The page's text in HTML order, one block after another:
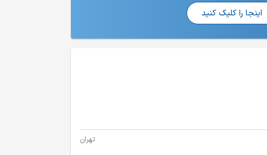
اینجا را کلیک کنید
تهران